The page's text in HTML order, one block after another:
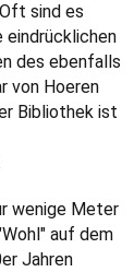
sind es
eindrücklichen
des ebenfalls
von Hoeren
Bibliothek ist
wenige Meter
auf dem
Jahren